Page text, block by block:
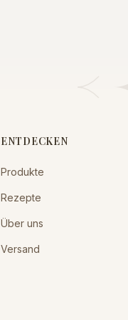
ENTDECKEN
Produkte
Rezepte
Über uns
Versand